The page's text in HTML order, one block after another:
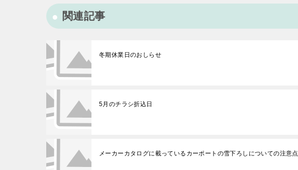
関連記事
冬期休業日のおしらせ
5月のチラシ折込日
メーカーカタログに載っているカーポートの雪下ろしについての注意点